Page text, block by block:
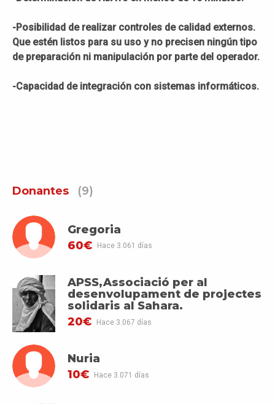
-Posibilidad de realizar controles de calidad externos.
Que estén listos para su uso y no precisen ningún tipo
de preparación ni manipulación por parte del operador.
-Capacidad de integración con sistemas informáticos.
Donantes (9)
Gregoria
60€
Hace 3.061 días
APSS,Associació per al
desenvolupament de projectes
solidaris al Sahara.
20€
Hace 3.067 días
Nuria
10€
Hace 3.071 días